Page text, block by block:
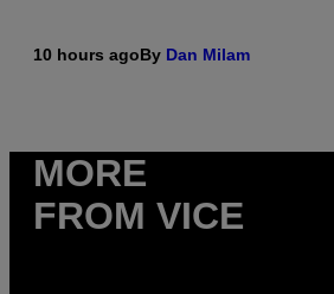
10 hours agoBy Dan Milam
MORE
FROM VICE